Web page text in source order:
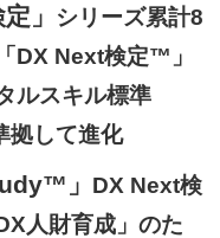
」
シリーズ累計8
DX Next検定™」
ルスキル標準
拠して進化
」 DX Next検
人財育成」のた